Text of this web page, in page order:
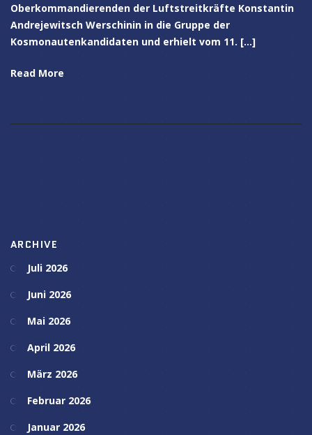
Oberkommandierenden der Luftstreitkräfte Konstantin
Andrejewitsch Werschinin in die Gruppe der
Kosmonautenkandidaten und erhielt vom 11. […]
Read More
ARCHIVE
Juli 2026
Juni 2026
Mai 2026
April 2026
März 2026
Februar 2026
Januar 2026